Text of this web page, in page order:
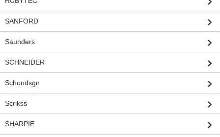
SANFORD
Saunders
SCHNEIDER
Schondsgn
Scrikss
SHARPIE